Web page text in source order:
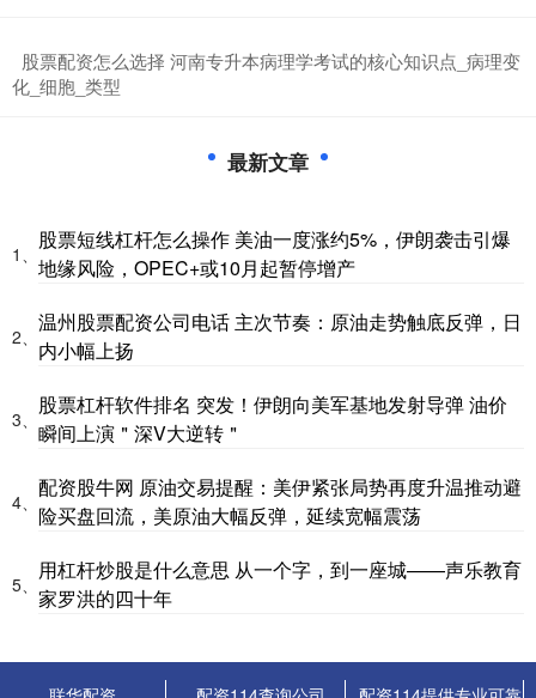
​股票配资怎么选择 河南专升本病理学考试的核心知识点_病理变
化_细胞_类型
最新文章
1、
股票短线杠杆怎么操作 美油一度涨约5%，伊朗袭击引爆
地缘风险，OPEC+或10月起暂停增产
2、
温州股票配资公司电话 主次节奏：原油走势触底反弹，日
内小幅上扬
3、
股票杠杆软件排名 突发！伊朗向美军基地发射导弹 油价
瞬间上演＂深V大逆转＂
4、
配资股牛网 原油交易提醒：美伊紧张局势再度升温推动避
险买盘回流，美原油大幅反弹，延续宽幅震荡
5、
用杠杆炒股是什么意思 从一个字，到一座城——声乐教育
家罗洪的四十年